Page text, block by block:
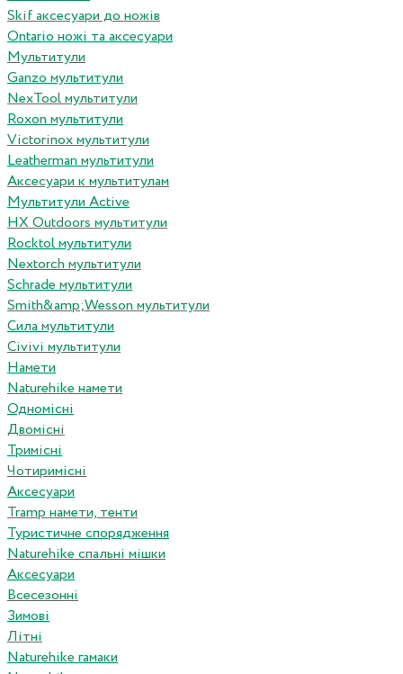
Skif аксесуари до ножів
Ontario ножі та аксесуари
Мультитули
Ganzo мультитули
NexTool мультитули
Roxon мультитули
Victorinox мультитули
Leatherman мультитули
Аксесуари к мультитулам
Мультитули Active
HX Outdoors мультитули
Rocktol мультитули
Nextorch мультитули
Schrade мультитули
Smith&amp;Wesson мультитули
Сила мультитули
Civivi мультитули
Намети
Naturehike намети
Одномісні
Двомісні
Тримісні
Чотиримісні
Аксесуари
Tramp намети, тенти
Туристичне спорядження
Naturehike спальні мішки
Аксесуари
Всесезонні
Зимові
Літні
Naturehike гамаки